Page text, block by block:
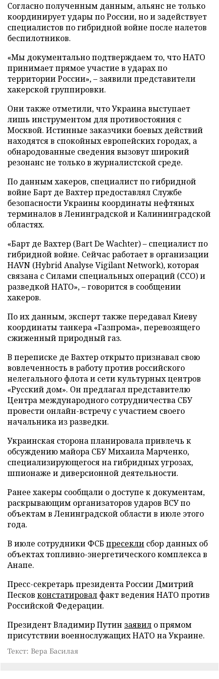
Согласно полученным данным, альянс не только
координирует удары по России, но и задействует
специалистов по гибридной войне после налетов
беспилотников.
«Мы документально подтверждаем то, что НАТО
принимает прямое участие в ударах по
территории России», – заявили представители
хакерской группировки.
Они также отметили, что Украина выступает
лишь инструментом для противостояния с
Москвой. Истинные заказчики боевых действий
находятся в спокойных европейских городах, а
обнародованные сведения вызовут широкий
резонанс не только в журналистской среде.
По данным хакеров, специалист по гибридной
войне Барт де Вахтер предоставлял Службе
безопасности Украины координаты нефтяных
терминалов в Ленинградской и Калининградской
областях.
«Барт де Вахтер (Bart De Wachter) – специалист по
гибридной войне. Сейчас работает в организации
HAVN (Hybrid Analyse Vigilant Network), которая
связана с Силами специальных операций (ССО) и
разведкой НАТО», – говорится в сообщении
хакеров.
По их данным, эксперт также передавал Киеву
координаты танкера «Газпрома», перевозящего
сжиженный природный газ.
В переписке де Вахтер открыто признавал свою
вовлеченность в работу против российского
нелегального флота и сети культурных центров
«Русский дом». Он предлагал представителю
Центра международного сотрудничества СБУ
провести онлайн-встречу с участием своего
начальника из разведки.
Украинская сторона планировала привлечь к
обсуждению майора СБУ Михаила Марченко,
специализирующегося на гибридных угрозах,
шпионаже и диверсионной деятельности.
Ранее хакеры сообщали о доступе к документам,
раскрывающим организаторов ударов ВСУ по
объектам в Ленинградской области в июле этого
года.
В июле сотрудники ФСБ пресекли сбор данных об
объектах топливно-энергетического комплекса в
Анапе.
Пресс-секретарь президента России Дмитрий
Песков констатировал факт ведения НАТО против
Российской Федерации.
Президент Владимир Путин заявил о прямом
присутствии военнослужащих НАТО на Украине.
Текст: Вера Басилая